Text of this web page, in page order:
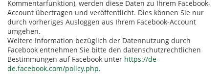
Kommentarfunktion), werden diese Daten zu Ihrem Facebook-
Account übertragen und veröffentlicht. Dies können Sie nur
durch vorheriges Ausloggen aus Ihrem Facebook-Account
umgehen.
Weitere Information bezüglich der Datennutzung durch
Facebook entnehmen Sie bitte den datenschutzrechtlichen
Bestimmungen auf Facebook unter https://de-
de.facebook.com/policy.php.